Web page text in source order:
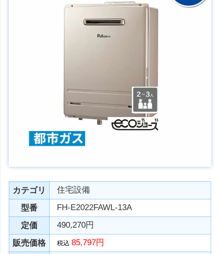
カテゴリ
住宅設備
型番
FH-E2022FAWL-13A
定価
490,270円
販売価格
税込85,797円